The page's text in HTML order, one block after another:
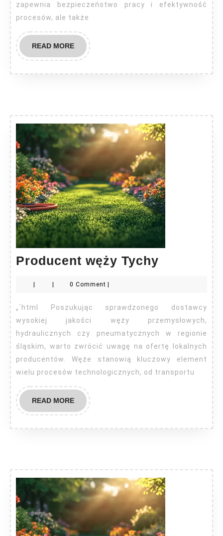
zapewnia bezpieczeństwo pracy i efektywność
procesów, ale także
READ MOREREAD
MORE
Producent węży Tychy
| | 0 Comment |
„`html Poszukując sprawdzonego dostawcy
wysokiej jakości węży przemysłowych,
hydraulicznych czy pneumatycznych w regionie
śląskim, warto zwrócić uwagę na ofertę lokalnych
producentów. Węże stanowią kluczowy element
wielu procesów technologicznych, od transportu
READ MOREREAD
MORE